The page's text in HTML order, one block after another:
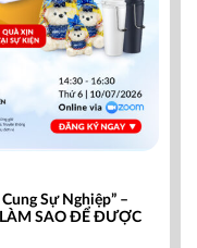
Sự Nghiệp” –
SAO ĐỂ ĐƯỢC